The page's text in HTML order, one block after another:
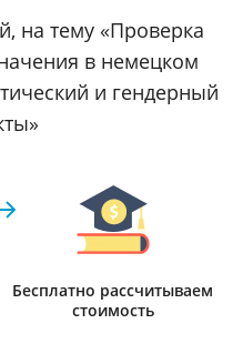
на тему «Проверка
в немецком
и гендерный
Бесплатно рассчитываем
стоимость